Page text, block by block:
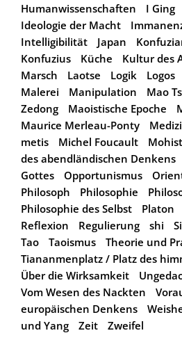
Humanwissenschaften
I Ging
Ideologie der Macht
Intelligibilität
Japan
Konfuzius
Küche Kultur des
Marsch
Laotse Logik Logos
Malerei
Manipulation
Mao
Zedong
Maoistische Epoche
Maurice Merleau-Ponty
metis
Michel Foucault
des abendländischen Denkens
Gottes
Opportunismus
Philosoph
Philosophie
Philosophie des Selbst
Platon
Reflexion
Regulierung shi
Tao
Taoismus
Theorie und
Tiananmenplatz / Platz des
Über die Wirksamkeit
Vom Wesen des Nackten
europäischen Denkens
und Yang
Zeit Zweifel